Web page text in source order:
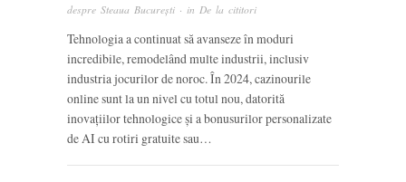
despre Steaua București · in De la cititori
Tehnologia a continuat să avanseze în moduri
incredibile, remodelând multe industrii, inclusiv
industria jocurilor de noroc. În 2024, cazinourile
online sunt la un nivel cu totul nou, datorită
inovațiilor tehnologice și a bonusurilor personalizate
de AI cu rotiri gratuite sau…